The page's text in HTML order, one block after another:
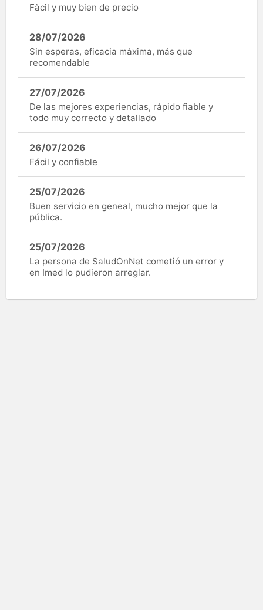
Fàcil y muy bien de precio
28/07/2026
Sin esperas, eficacia máxima, más que
recomendable
27/07/2026
De las mejores experiencias, rápido fiable y
todo muy correcto y detallado
26/07/2026
Fácil y confiable
25/07/2026
Buen servicio en geneal, mucho mejor que la
pública.
25/07/2026
La persona de SaludOnNet cometió un error y
en Imed lo pudieron arreglar.